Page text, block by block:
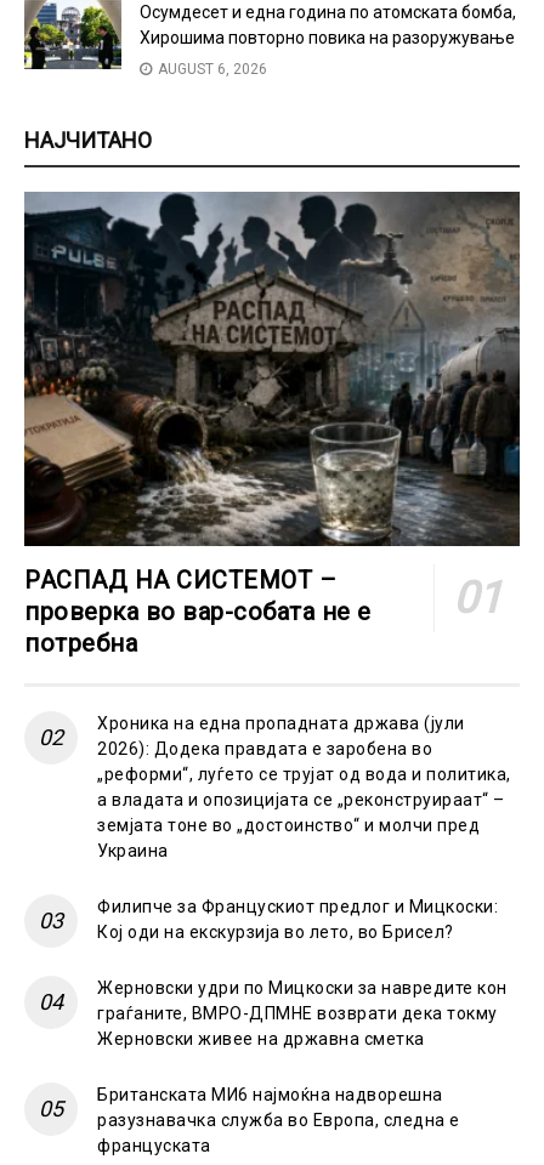
Осумдесет и една година по атомската бомба,
Хирошима повторно повика на разоружување
AUGUST 6, 2026
НАЈЧИТАНО
РАСПАД НА СИСТЕМОТ –
проверка во вар-собата не е
потребна
Хроника на една пропадната држава (јули
2026): Додека правдата е заробена во
„реформи“, луѓето се трујат од вода и политика,
а владата и опозицијата се „реконструираат“ –
земјата тоне во „достоинство“ и молчи пред
Украина
Филипче за Францускиот предлог и Мицкоски:
Кој оди на екскурзија во лето, во Брисел?
Жерновски удри по Мицкоски за навредите кон
граѓаните, ВМРО-ДПМНЕ возврати дека токму
Жерновски живее на државна сметка
Британската МИ6 најмоќна надворешна
разузнавачка служба во Европа, следна е
француската